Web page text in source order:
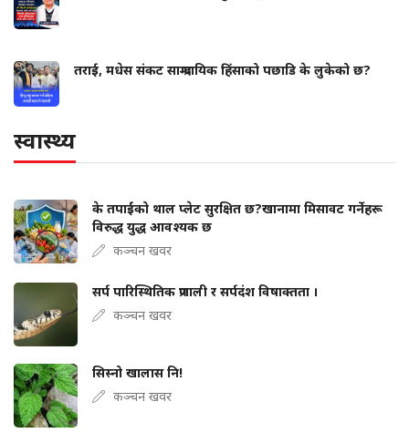
तराई, मधेस संकट साम्प्रदायिक हिंसाको पछाडि के लुकेको छ?
स्वास्थ्य
के तपाईंको थाल प्लेट सुरक्षित छ?खानामा मिसावट गर्नेहरू
विरुद्ध युद्ध आवश्यक छ
कञ्चन खवर
सर्प पारिस्थितिक प्रणाली र सर्पदंश विषाक्तता ।
कञ्चन खवर
सिस्नो खालास नि!
कञ्चन खवर